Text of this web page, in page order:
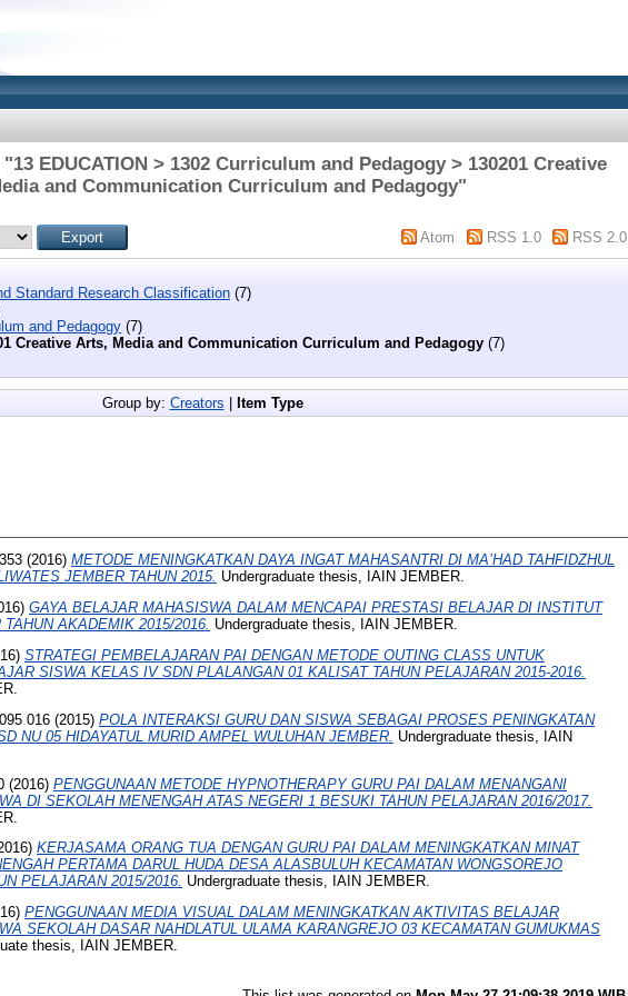
EDUCATION > 1302 Curriculum and Pedagogy > 130201 Creative
and Communication Curriculum and Pedagogy"
Atom RSS 1.0 RSS 2.0
Standard Research Classification (7)
and Pedagogy (7)
Creative Arts, Media and Communication Curriculum and Pedagogy (7)
Group by: Creators | Item Type
(2016) METODE MENINGKATKAN DAYA INGAT MAHASANTRI DI MA’HAD TAHFIDZHUL
JEMBER TAHUN 2015. Undergraduate thesis, IAIN JEMBER.
GAYA BELAJAR MAHASISWA DALAM MENCAPAI PRESTASI BELAJAR DI INSTITUT
AKADEMIK 2015/2016. Undergraduate thesis, IAIN JEMBER.
STRATEGI PEMBELAJARAN PAI DENGAN METODE OUTING CLASS UNTUK
SISWA KELAS IV SDN PLALANGAN 01 KALISAT TAHUN PELAJARAN 2015-2016.
016 (2015) POLA INTERAKSI GURU DAN SISWA SEBAGAI PROSES PENINGKATAN
NU 05 HIDAYATUL MURID AMPEL WULUHAN JEMBER. Undergraduate thesis, IAIN
(2016) PENGGUNAAN METODE HYPNOTHERAPY GURU PAI DALAM MENANGANI
DI SEKOLAH MENENGAH ATAS NEGERI 1 BESUKI TAHUN PELAJARAN 2016/2017.
KERJASAMA ORANG TUA DENGAN GURU PAI DALAM MENINGKATKAN MINAT
PERTAMA DARUL HUDA DESA ALASBULUH KECAMATAN WONGSOREJO
PELAJARAN 2015/2016. Undergraduate thesis, IAIN JEMBER.
PENGGUNAAN MEDIA VISUAL DALAM MENINGKATKAN AKTIVITAS BELAJAR
SEKOLAH DASAR NAHDLATUL ULAMA KARANGREJO 03 KECAMATAN GUMUKMAS
thesis, IAIN JEMBER.